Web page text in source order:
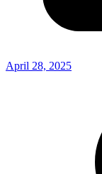
April 28, 2025